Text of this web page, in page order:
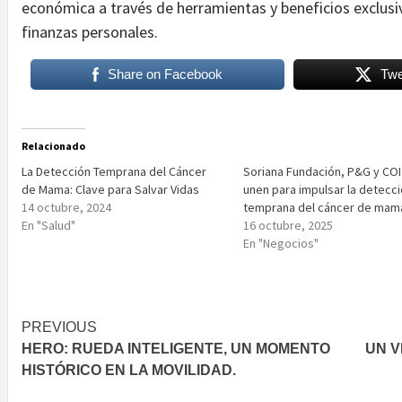
económica a través de herramientas y beneficios
finanzas personales.
Share on Facebook
Relacionado
La Detección Temprana del Cáncer
de Mama: Clave para Salvar Vidas
14 octubre, 2024
En "Salud"
Soriana Fundación, P&G y
unen para impulsar la
temprana del cáncer de
16 octubre, 2025
En "Negocios"
Post
navigation
PREVIOUS
HERO: RUEDA INTELIGENTE, UN MOMENTO
HISTÓRICO EN LA MOVILIDAD.
UN